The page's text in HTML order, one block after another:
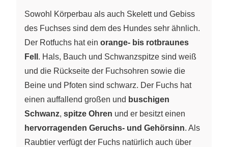
Sowohl Körperbau als auch Skelett und Gebiss
des Fuchses sind dem des Hundes sehr ähnlich.
Der Rotfuchs hat ein orange- bis rotbraunes
Fell . Hals, Bauch und Schwanzspitze sind weiß
und die Rückseite der Fuchsohren sowie die
Beine und Pfoten sind schwarz. Der Fuchs hat
einen auffallend großen und buschigen
Schwanz, spitze Ohren und er besitzt einen
hervorragenden Geruchs- und Gehörsinn. Als
Raubtier verfügt der Fuchs natürlich auch über